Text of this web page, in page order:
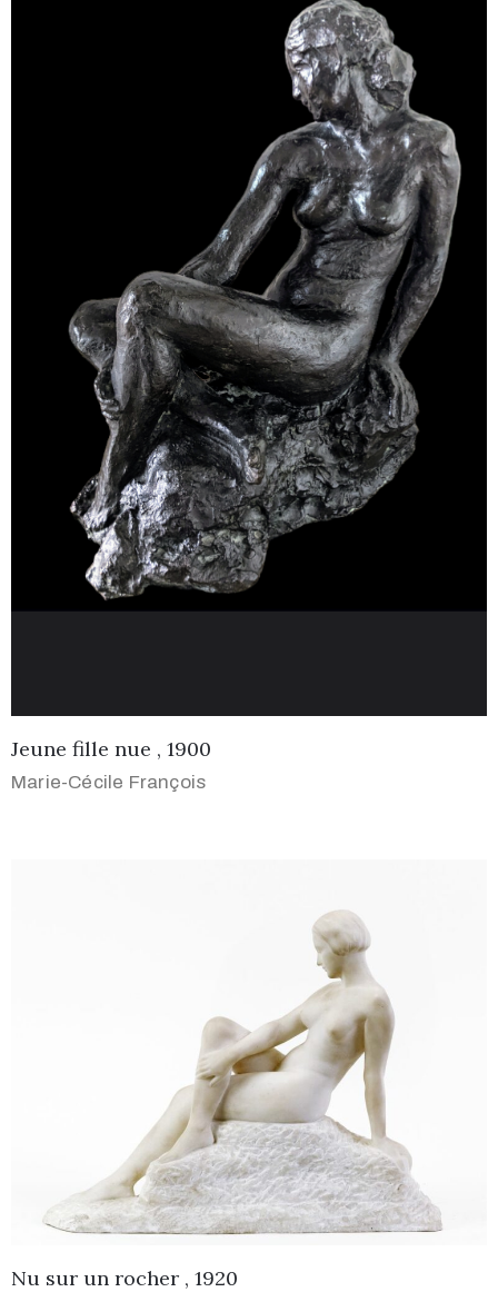
Jeune fille nue , 1900
Marie-Cécile François
Nu sur un rocher , 1920